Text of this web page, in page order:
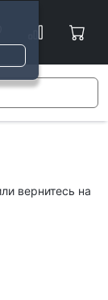
вернитесь на